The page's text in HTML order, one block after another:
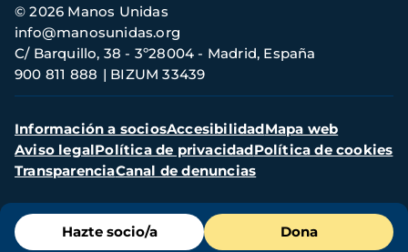
Menú
de
Hazte socio/a Dona
Información
de
contacto
© 2026 Manos Unidas
C/ Barquillo, 38 - 3º28004 - Madrid, España
900 811 888
BIZUM 33439
info@manosunidas.org
Menú
secundario
Información a sociosAccesibilidadMapa web
Aviso legalPolítica de privacidadPolítica de cookies
TransparenciaCanal de denuncias